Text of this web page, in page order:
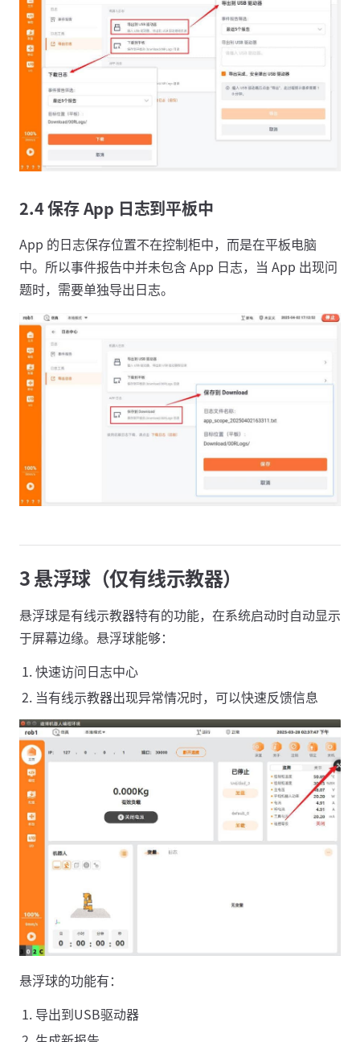
2.4 保存 App 日志到平板中
App 的日志保存位置不在控制柜中，而是在平板电脑
中。所以事件报告中并未包含 App 日志，当 App 出现问
题时，需要单独导出日志。
3 悬浮球（仅有线示教器）
悬浮球是有线示教器特有的功能，在系统启动时自动显示
于屏幕边缘。悬浮球能够：
快速访问日志中心
当有线示教器出现异常情况时，可以快速反馈信息
悬浮球的功能有：
导出到USB驱动器